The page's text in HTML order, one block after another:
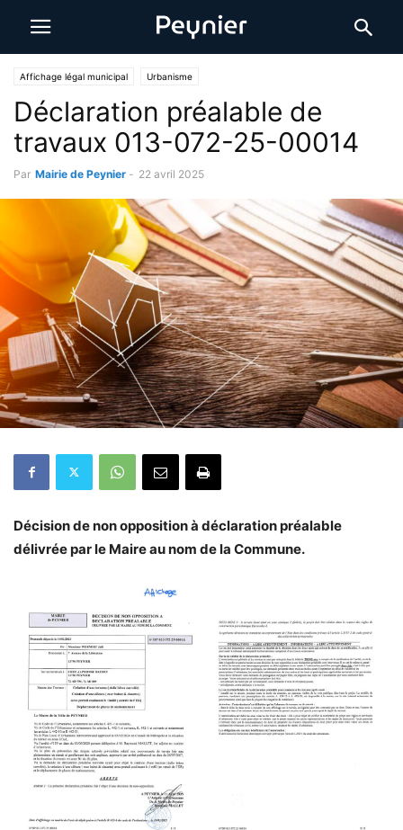
Affichage légal municipal Urbanisme
Déclaration préalable de
travaux 013-072-25-00014
Par Mairie de Peynier - 22 avril 2025
Décision de non opposition à déclaration préalable
délivrée par le Maire au nom de la Commune.